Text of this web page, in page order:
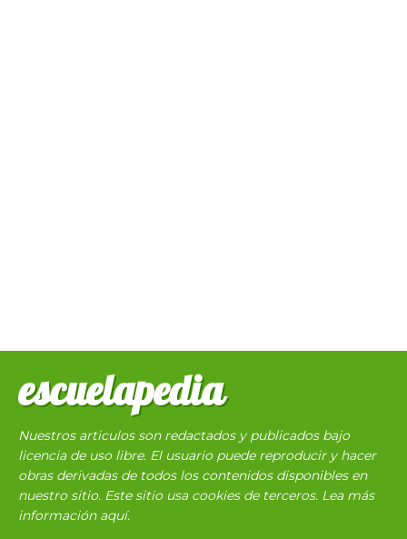
escuelapedia
Nuestros articulos son redactados y publicados bajo
licencia de uso libre. El usuario puede reproducir y hacer
obras derivadas de todos los contenidos disponibles en
nuestro sitio. Este sitio usa cookies de terceros. Lea más
información aquí.